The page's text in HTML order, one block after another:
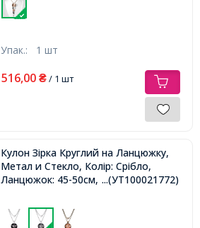
Упак.: 1 шт
516,00 ₴/ 1 шт
Кулон Зірка Круглий на Ланцюжку,
Метал и Стекло, Колір: Срібло,
Ланцюжок: 45-50см, Кулон: 27мм,
...(УТ100021772)